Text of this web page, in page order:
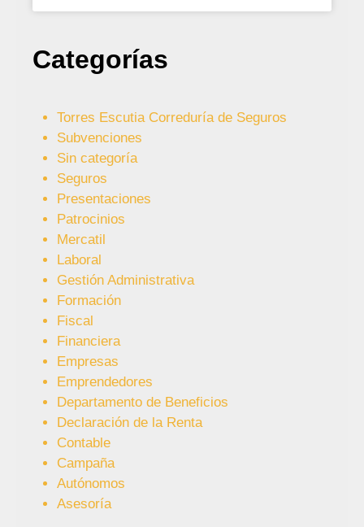
Categorías
Torres Escutia Correduría de Seguros
Subvenciones
Sin categoría
Seguros
Presentaciones
Patrocinios
Mercatil
Laboral
Gestión Administrativa
Formación
Fiscal
Financiera
Empresas
Emprendedores
Departamento de Beneficios
Declaración de la Renta
Contable
Campaña
Autónomos
Asesoría